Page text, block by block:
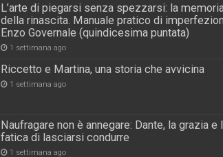
L’arte di piegarsi senza spezzarsi: la
della rinascita. Manuale pratico di
Enzo Governale (quindicesima puntata)
1 settimana ago
Riccetto e Martina, una storia che avvicina
1 settimana ago
Naufragare non è annegare: Dante, la grazia e
fatica di lasciarsi condurre
1 settimana ago